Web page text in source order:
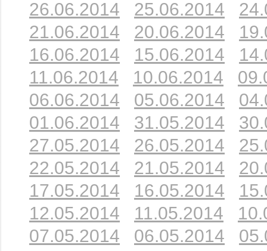
26.06.2014
25.06.2014
21.06.2014
20.06.2014
16.06.2014
15.06.2014
11.06.2014
10.06.2014
06.06.2014
05.06.2014
01.06.2014
31.05.2014
27.05.2014
26.05.2014
22.05.2014
21.05.2014
17.05.2014
16.05.2014
12.05.2014
11.05.2014
07.05.2014
06.05.2014